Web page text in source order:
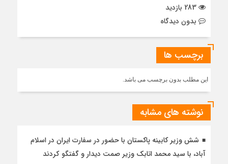
بدون دیدگاه
برچسب ها
این مطلب بدون برچسب می باشد.
نوشته های مشابه
شش وزیر کابینه پاکستان با حضور در سفارت ایران در اسلام
آباد، با سيد محمد اتابك وزير صمت ديدار و گفتگو كردند